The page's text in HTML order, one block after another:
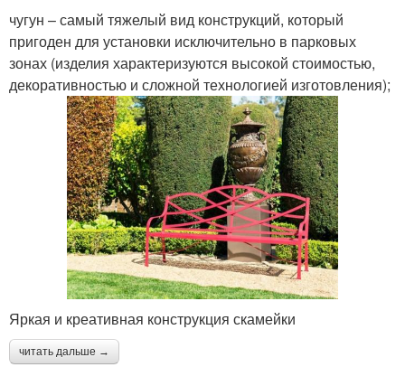
чугун – самый тяжелый вид конструкций, который
пригоден для установки исключительно в парковых
зонах (изделия характеризуются высокой стоимостью,
декоративностью и сложной технологией изготовления);
Яркая и креативная конструкция скамейки
читать дальше →